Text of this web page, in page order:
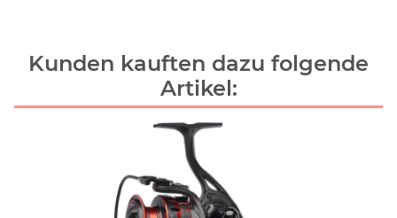
Kunden kauften dazu folgende
Artikel: